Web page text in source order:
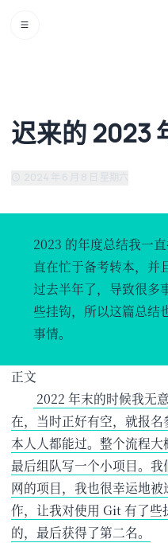
迟来的 2023
2024 年 6 月 8 日 星期六
迟来的 2023
2023 的年度总结我一直搁置着没写，因为那时一
直在忙于备考转本，并
过去半年了，导致很多
些挂钩，所以这篇总结
事情。
正文
2022 年末的时候我无
在，当时正好有空，就报
本人人都能过。整个流程大
最后组队写一个小项目。
网的项目，我也很幸运地
作，让我对使用 Git 有了些
的，最后获得了第二名。